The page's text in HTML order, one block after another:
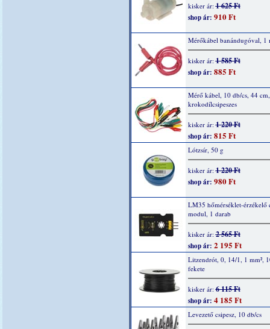
kisker ár:1 625 Ft
shop ár: 910 Ft
Mérőkábel banándugóval, 1
kisker ár:1 585 Ft
shop ár: 885 Ft
Mérő kábel, 10 db/cs, 44 cm,
krokodílcsipeszes
kisker ár:1 220 Ft
shop ár: 815 Ft
Lótzsír, 50 g
kisker ár:1 220 Ft
shop ár: 980 Ft
LM35 hőmérséklet-érzékelő
modul, 1 darab
kisker ár:2 565 Ft
shop ár: 2 195 Ft
Litzendrót, 0, 14/1, 1 mm²,
fekete
kisker ár:6 115 Ft
shop ár: 4 185 Ft
Levezető csipesz, 10 db/cs